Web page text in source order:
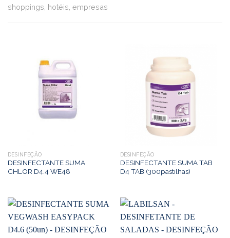
shoppings, hotéis, empresas
DESINFEÇÃO
DESINFECTANTE SUMA
CHLOR D4.4 WE48
DESINFEÇÃO
DESINFECTANTE SUMA TAB
D4 TAB (300pastilhas)